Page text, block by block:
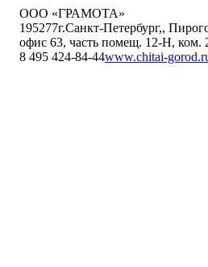
ООО «ГРАМОТА»
195277г.Санкт-Петербург,,
офис 63, часть помещ. 12-Н, ком.
8 495 424-84-44www.chitai-